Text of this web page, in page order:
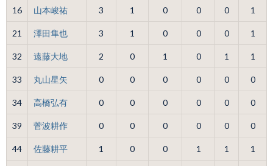
16 山本峻祐 3 1 0 0 0 1
21 澤田隼也 3 1 0 0 0 1
32 遠藤大地 2 0 1 0 1 1
33 丸山星矢 0 0 0 0 0 0
34 高橋弘有 0 0 0 0 0 0
39 菅波耕作 0 0 0 0 0 0
44 佐藤耕平 1 0 0 1 1 1